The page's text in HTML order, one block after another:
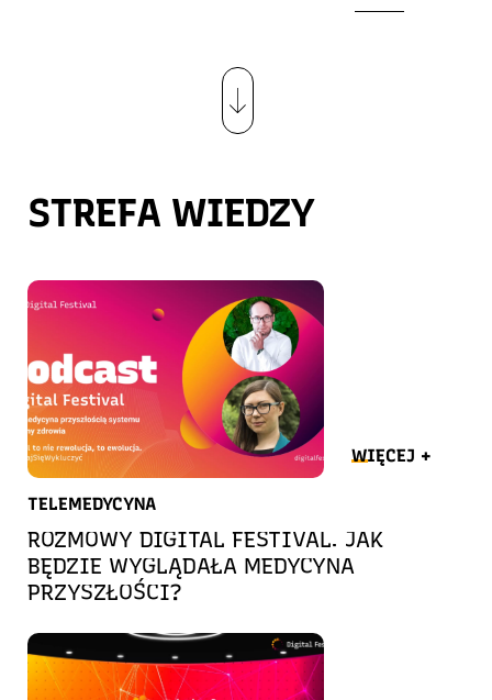
STREFA WIEDZY
WIĘCEJ +
TELEMEDYCYNA
ROZMOWY DIGITAL FESTIVAL. JAK
BĘDZIE WYGLĄDAŁA MEDYCYNA
PRZYSZŁOŚCI?